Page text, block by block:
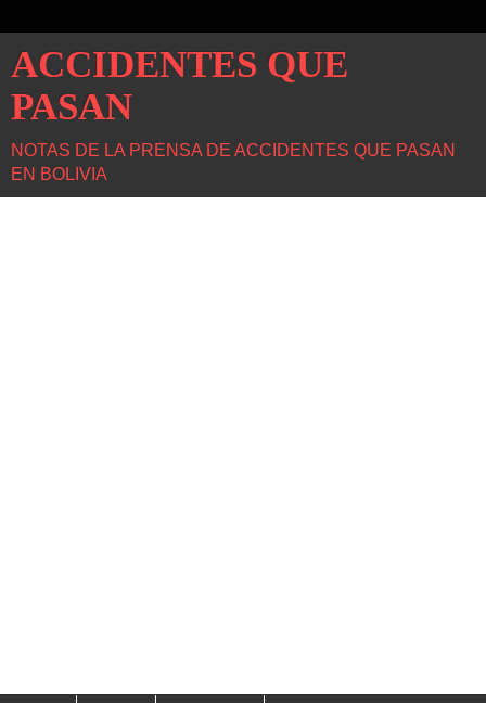
ACCIDENTES QUE
PASAN
NOTAS DE LA PRENSA DE ACCIDENTES QUE PASAN
EN BOLIVIA